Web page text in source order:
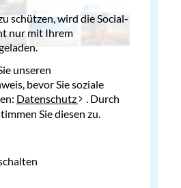
schützen, wird die Social-
nur mit Ihrem
unseren
bevor Sie soziale
Datenschutz
. Durch
Sie diesen zu.